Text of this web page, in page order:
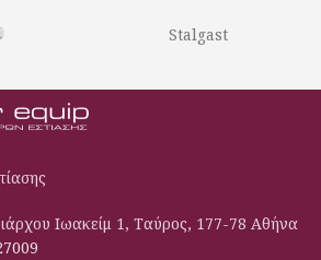
Stalgast
Ιωακείμ 1, Ταύρος, 177-78 Αθήνα